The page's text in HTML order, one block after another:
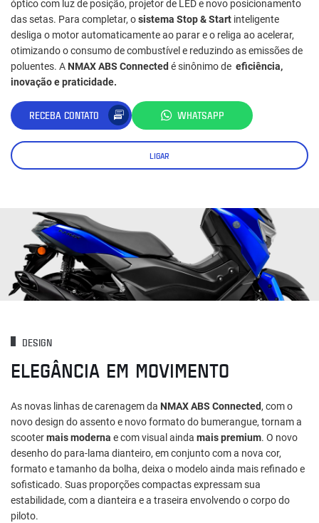
óptico com luz de posição, projetor de LED e novo posicionamento
das setas. Para completar, osistema Stop & Start inteligente
desliga o motor automaticamente ao parar e o religa ao acelerar,
otimizando o consumo de combustível e reduzindo as emissões de
poluentes. A NMAX ABS Connected é sinônimo de eficiência,
inovação e praticidade.
RECEBA CONTATO WHATSAPP
LIGAR
DESIGN
ELEGÂNCIA EM MOVIMENTO
As novas linhas de carenagem da NMAX ABS Connected, com o
novo design do assento e novo formato do bumerangue, tornam a
scootermais moderna e com visual ainda mais premium. O novo
desenho do para-lama dianteiro, em conjunto com a nova cor,
formato e tamanho da bolha, deixa o modelo ainda mais refinado e
sofisticado. Suas proporções compactas expressam sua
estabilidade, com a dianteira e a traseira envolvendo o corpo do
piloto.